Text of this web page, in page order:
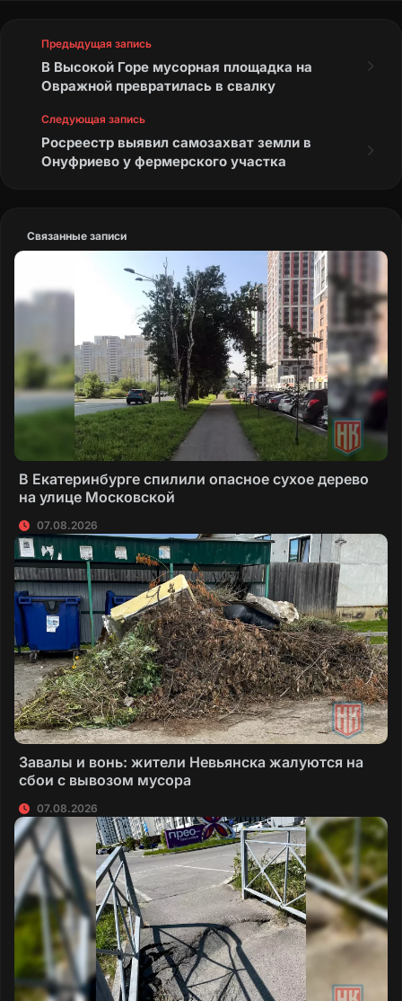
Предыдущая запись
В Высокой Горе мусорная площадка на
Овражной превратилась в свалку
Следующая запись
Росреестр выявил самозахват земли в
Онуфриево у фермерского участка
Связанные записи
В Екатеринбурге спилили опасное сухое дерево
на улице Московской
07.08.2026
Завалы и вонь: жители Невьянска жалуются на
сбои с вывозом мусора
07.08.2026